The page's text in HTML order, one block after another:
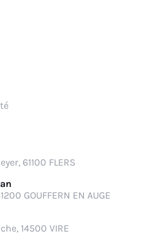
61100 FLERS
GOUFFERN EN AUGE
14500 VIRE